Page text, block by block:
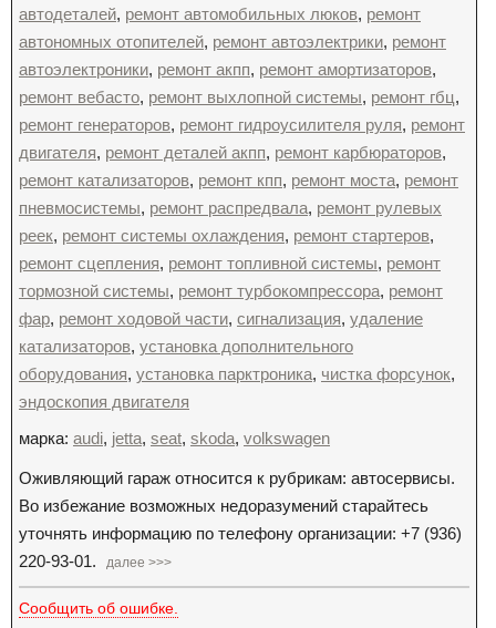
автодеталей, ремонт автомобильных люков, ремонт
автономных отопителей, ремонт автоэлектрики, ремонт
автоэлектроники, ремонт акпп, ремонт амортизаторов,
ремонт вебасто, ремонт выхлопной системы, ремонт гбц,
ремонт генераторов, ремонт гидроусилителя руля, ремонт
двигателя, ремонт деталей акпп, ремонт карбюраторов,
ремонт катализаторов, ремонт кпп, ремонт моста, ремонт
пневмосистемы, ремонт распредвала, ремонт рулевых
реек, ремонт системы охлаждения, ремонт стартеров,
ремонт сцепления, ремонт топливной системы, ремонт
тормозной системы, ремонт турбокомпрессора, ремонт
фар, ремонт ходовой части, сигнализация, удаление
катализаторов, установка дополнительного
оборудования, установка парктроника, чистка форсунок,
эндоскопия двигателя
марка: audi, jetta, seat, skoda, volkswagen
Оживляющий гараж относится к рубрикам: автосервисы.
Во избежание возможных недоразумений старайтесь
уточнять информацию по телефону организации: +7 (936)
220-93-01.
далее >>>
Сообщить об ошибке.